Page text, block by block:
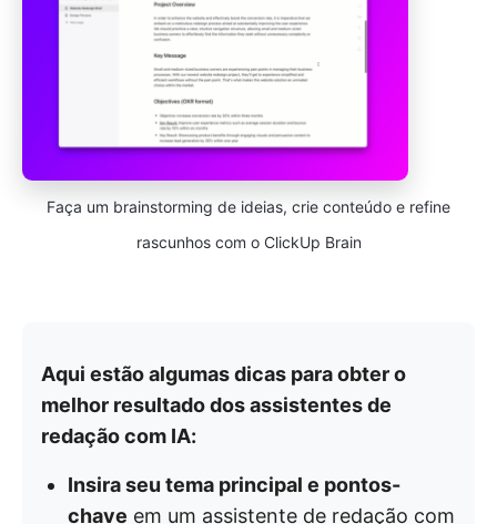
Faça um brainstorming de ideias, crie conteúdo e refine
rascunhos com o ClickUp Brain
Aqui estão algumas dicas para obter o
melhor resultado dos assistentes de
redação com IA:
Insira seu tema principal e pontos-
chave em um assistente de redação com